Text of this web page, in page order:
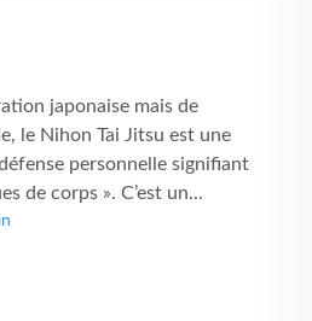
japonaise mais de
le Nihon Tai Jitsu est une
personnelle signifiant
de corps ». C’est un...